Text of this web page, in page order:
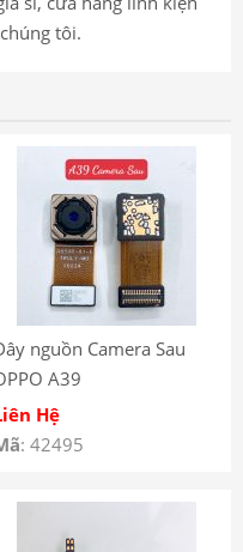
tôi.
nguồn Camera Sau
A39
Hệ
: 42495